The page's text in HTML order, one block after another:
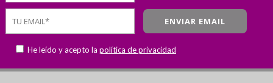
He leído y acepto la política de privacidad